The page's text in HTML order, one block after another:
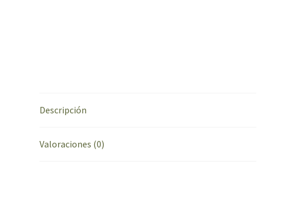
Descripción
Valoraciones (0)